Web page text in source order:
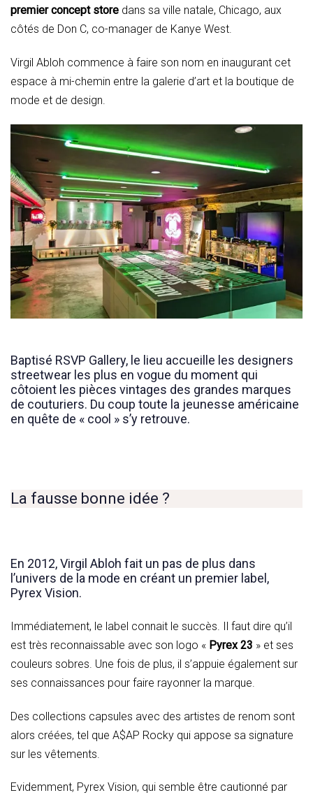
premier concept store dans sa ville natale, Chicago, aux
côtés de Don C, co-manager de Kanye West.
Virgil Abloh commence à faire son nom en inaugurant cet
espace à mi-chemin entre la galerie d’art et la boutique de
mode et de design.
Baptisé RSVP Gallery, le lieu accueille les designers
streetwear les plus en vogue du moment qui
côtoient les pièces vintages des grandes marques
de couturiers. Du coup toute la jeunesse américaine
en quête de « cool » s’y retrouve.
La fausse bonne idée ?
En 2012, Virgil Abloh fait un pas de plus dans
l’univers de la mode en créant un premier label,
Pyrex Vision.
Immédiatement, le label connait le succès. Il faut dire qu’il
est très reconnaissable avec son logo « Pyrex 23 » et ses
couleurs sobres. Une fois de plus, il s’appuie également sur
ses connaissances pour faire rayonner la marque.
Des collections capsules avec des artistes de renom sont
alors créées, tel que A$AP Rocky qui appose sa signature
sur les vêtements.
Evidemment, Pyrex Vision, qui semble être cautionné par